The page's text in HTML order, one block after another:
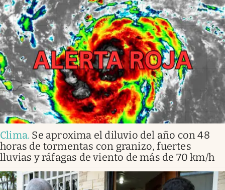
Clima. Se aproxima el diluvio del año con 48
horas de tormentas con granizo, fuertes
lluvias y ráfagas de viento de más de 70 km/h